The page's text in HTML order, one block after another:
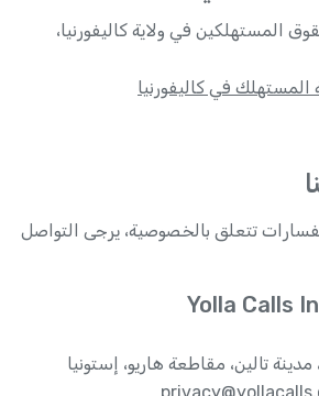
المستهلكين في ولاية كاليفورنيا،
في كاليفورنيا
تتعلق بالخصوصية، يرجى التواصل
Yolla Calls